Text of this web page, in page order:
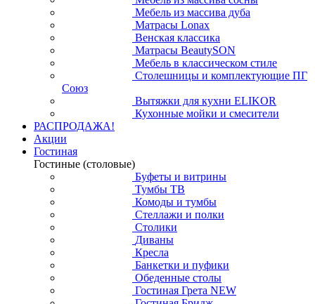
Мебель из массива дуба
Матрасы Lonax
Венская классика
Матрасы BeautySON
Мебель в классическом стиле
Столешницы и комплектующие ПГ
Союз
Вытяжки для кухни ELIKOR
Кухонные мойки и смесители
РАСПРОДАЖА!
Акции
Гостиная
Гостиные (столовые)
Буфеты и витрины
Тумбы ТВ
Комоды и тумбы
Стеллажи и полки
Столики
Диваны
Кресла
Банкетки и пуфики
Обеденные столы
Гостиная Грета NEW